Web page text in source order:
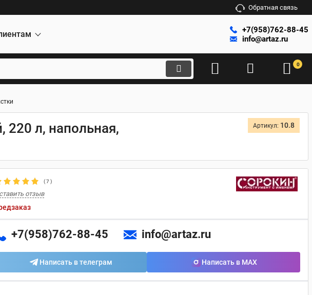
Обратная связь
+7(958)762-88-45
info@artaz.ru
0
220 л, напольная,
Артикул: 10.8
(7)
отзыв
+7(958)762-88-45 info@artaz.ru
Написать в телеграм Написать в MAX